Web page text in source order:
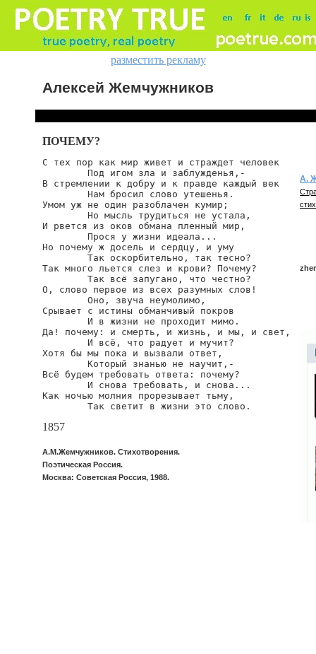
разместить рекламу
Алексей Жемчужников
ПОЧЕМУ?
С тех пор как мир живет и страждет человек
        Под игом зла и заблужденья,-
В стремлении к добру и к правде каждый век
        Нам бросил слово утешенья.
Умом уж не один разоблачен кумир;
        Но мысль трудиться не устала,
И рвется из оков обмана пленный мир,
        Прося у жизни идеала...
Но почему ж досель и сердцу, и уму
        Так оскорбительно, так тесно?
Так много льется слез и крови? Почему?
        Так всё запугано, что честно?
О, слово первое из всех разумных слов!
        Оно, звуча неумолимо,
Срывает с истины обманчивый покров
        И в жизни не проходит мимо.
Да! почему: и смерть, и жизнь, и мы, и свет,
        И всё, что радует и мучит?
Хотя бы мы пока и вызвали ответ,
        Который знанью не научит,-
Всё будем требовать ответа: почему?
        И снова требовать, и снова...
Как ночью молния прорезывает тьму,
        Так светит в жизни это слово.
1857
А.М.Жемчужников. Стихотворения.
Поэтическая Россия.
Москва: Советская Россия, 1988.
А.